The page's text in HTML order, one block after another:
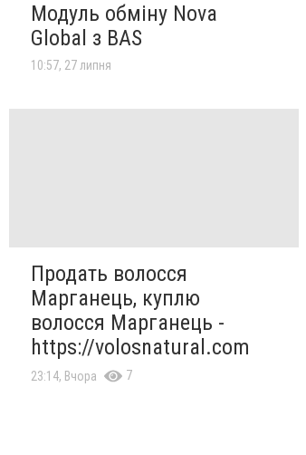
Модуль обміну Nova
Global з BAS
10:57, 27 липня
Продать волосся
Марганець, куплю
волосся Марганець -
https://volosnatural.com
23:14, Вчора 7